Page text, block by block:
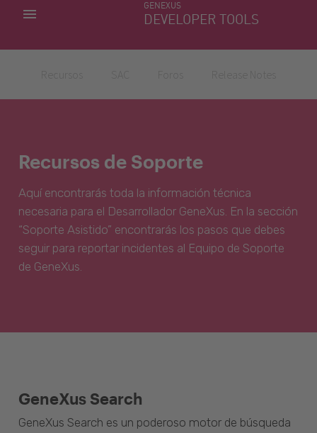
GENEXUS
DEVELOPER TOOLS
MIS APLICACIONES
Recursos de Soporte
Aquí encontrarás toda la información técnica
necesaria para el Desarrollador GeneXus. En la sección
“Soporte Asistido” encontrarás los pasos que debes
seguir para reportar incidentes al Equipo de Soporte
de GeneXus.
GeneXus Search
GeneXus Search es un poderoso motor de búsqueda